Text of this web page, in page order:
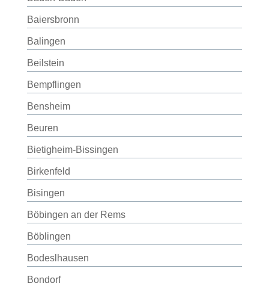
Baiersbronn
Balingen
Beilstein
Bempflingen
Bensheim
Beuren
Bietigheim-Bissingen
Birkenfeld
Bisingen
Böbingen an der Rems
Böblingen
Bodeslhausen
Bondorf